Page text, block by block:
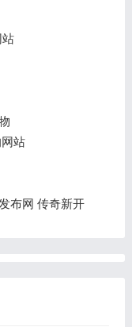
站
站
布网 传奇新开